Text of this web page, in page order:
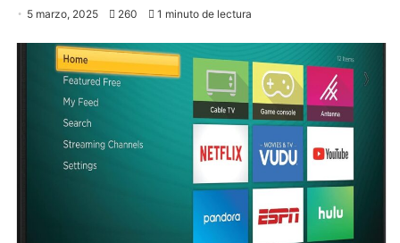
5 marzo, 2025 260 1 minuto de lectura